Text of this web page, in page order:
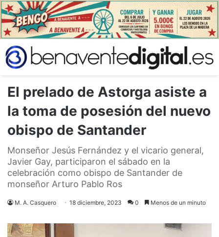
El prelado de Astorga asiste a
la toma de posesión del nuevo
obispo de Santander
Monseñor Jesús Fernández y el vicario general,
Javier Gay, participaron el sábado en la
celebración como obispo de Santander de
monseñor Arturo Pablo Ros
M. A. Casquero 18 diciembre, 2023 0 Menos de un minuto